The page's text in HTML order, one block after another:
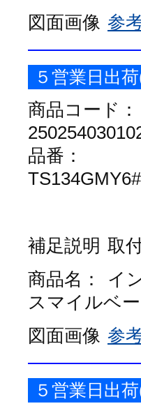
図面画像 参
５営業日出
商品コード：
品番：
補足説明 取
商品名：
イ
スマイルベ
図面画像 参
５営業日出